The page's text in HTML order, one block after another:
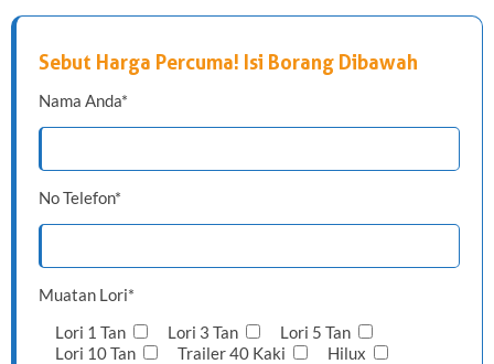
Sebut Harga Percuma! Isi Borang Dibawah
Nama Anda*
No Telefon*
Muatan Lori*
Lori 1 Tan
Lori 3 Tan
Lori 5 Tan
Lori 10 Tan
Trailer 40 Kaki
Hilux